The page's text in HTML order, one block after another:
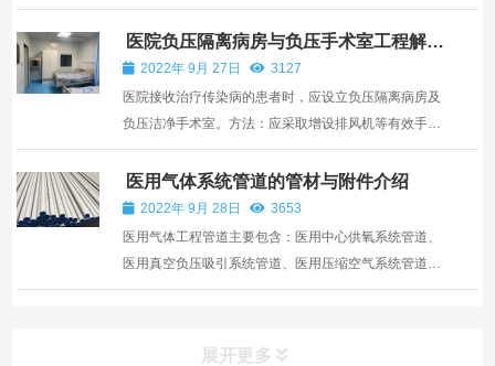
气系统工程，一体化手术室ICU净化装修装饰工程，医
用工程设备开发设计，制造和安装的实业企业提供海口
中心供氧安装，医用气体管道工程，医用呼叫器，负压
吸引装置...
医院负压隔离病房与负压手术室工程解决
方案2022年 9月 27日
3127
医院接收治疗传染病的患者时，应设立负压隔离病房及
负压洁净手术室。方法：应采取增设排风机等有效手段
以调节排风量，使洁净手术室由正压变成负压。结果：
在洁净区域内用空气负压差来控制气流，吸收有害气
体，洁净室内空气。结论：使用负压手术室可以从根本
上控制和...
医用气体系统管道的管材与附件介绍
2022年 9月 28日
3653
医用气体工程管道主要包含：医用中心供氧系统管道、
医用真空负压吸引系统管道、医用压缩空气系统管道、
医用二氧化碳系统管道、医用笑气系统管道、医用混合
展开更多